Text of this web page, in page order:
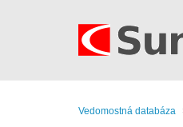
Vedomostná databáza